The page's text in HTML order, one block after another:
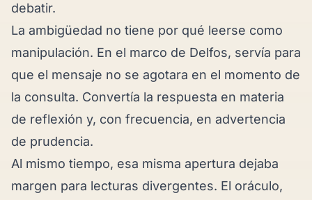
debatir.
La ambigüedad no tiene por qué leerse como
manipulación. En el marco de Delfos, servía para
que el mensaje no se agotara en el momento de
la consulta. Convertía la respuesta en materia
de reflexión y, con frecuencia, en advertencia
de prudencia.
Al mismo tiempo, esa misma apertura dejaba
margen para lecturas divergentes. El oráculo,